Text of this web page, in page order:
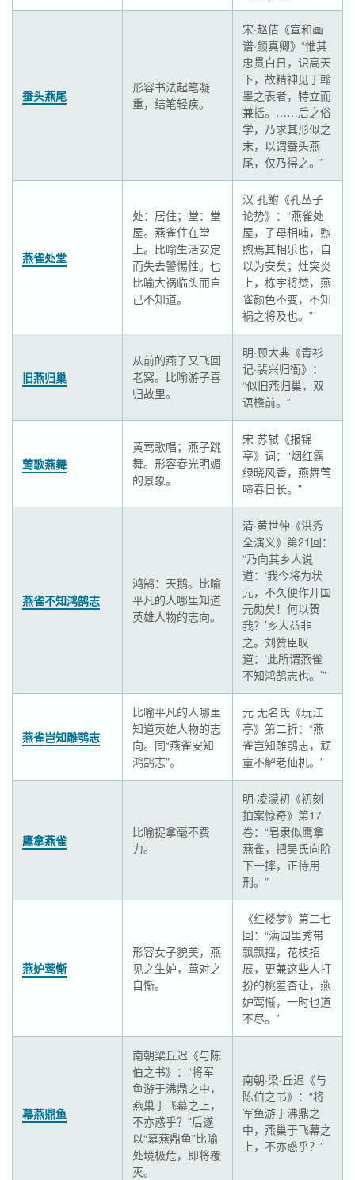
蚕头燕尾
形容书法起笔凝
重，结笔轻疾。
宋·赵佶《宣和画
谱·颜真卿》“惟其
忠贯白日，识高天
下，故精神见于翰
墨之表者，特立而
兼括。……后之俗
学，乃求其形似之
末，以谓蚕头燕
尾，仅乃得之。”
燕雀处堂
处：居住；堂：堂
屋。燕雀住在堂
上。比喻生活安定
而失去警惕性。也
比喻大祸临头而自
己不知道。
汉 孔鲋《孔丛子
论势》：“燕雀处
屋，子母相哺，煦
煦焉其相乐也，自
以为安矣；灶突炎
上，栋宇将焚，燕
雀颜色不变，不知
祸之将及也。”
旧燕归巢
从前的燕子又飞回
老窝。比喻游子喜
归故里。
明·顾大典《青衫
记·裴兴归衙》：
“似旧燕归巢，双
语檐前。”
莺歌燕舞
黄莺歌唱；燕子跳
舞。形容春光明媚
的景象。
宋 苏轼《报锦
亭》词：“烟红露
绿晓风香，燕舞莺
啼春日长。”
燕雀不知鸿鹄志
鸿鹄：天鹅。比喻
平凡的人哪里知道
英雄人物的志向。
清·黄世仲《洪秀
全演义》第21回：
“乃向其乡人说
道：‘我今将为状
元，不久便作开国
元勋矣！何以贺
我？’乡人益非
之。刘赞臣叹
道：‘此所谓燕雀
不知鸿鹄志也。’”
燕雀岂知雕鹗志
比喻平凡的人哪里
知道英雄人物的志
向。同“燕雀安知
鸿鹄志”。
元 无名氏《玩江
亭》第二折：“燕
雀岂知雕鹗志，顽
童不解老仙机。”
鹰拿燕雀
比喻捉拿毫不费
力。
明·凌濛初《初刻
拍案惊奇》第17
卷：“皂隶似鹰拿
燕雀，把吴氏向阶
下一摔，正待用
刑。”
燕妒莺惭
形容女子貌美，燕
见之生妒，莺对之
自惭。
《红楼梦》第二七
回：“满园里秀带
飘飘摇，花枝招
展，更兼这些人打
扮的桃羞杏让，燕
妒莺惭，一时也道
不尽。”
幕燕鼎鱼
南朝梁丘迟《与陈
伯之书》：“将军
鱼游于沸鼎之中，
燕巢于飞幕之上，
不亦惑乎？”后遂
以“幕燕鼎鱼”比喻
处境极危，即将覆
灭。
南朝·梁·丘迟《与
陈伯之书》：“将
军鱼游于沸鼎之
中，燕巢于飞幕之
上，不亦惑乎？”